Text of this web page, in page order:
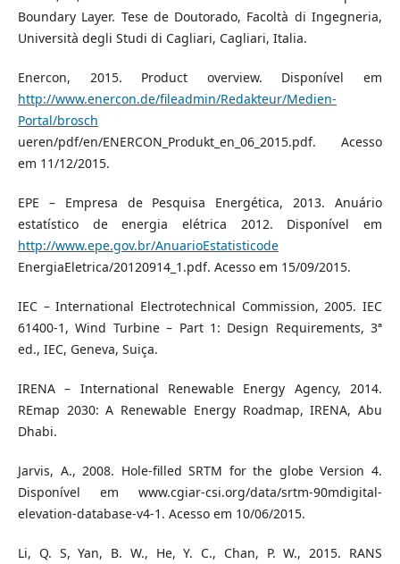
Boundary Layer. Tese de Doutorado, Facoltà di Ingegneria,
Università degli Studi di Cagliari, Cagliari, Italia.
Enercon, 2015. Product overview. Disponível em
http://www.enercon.de/fileadmin/Redakteur/Medien-
Portal/brosch
ueren/pdf/en/ENERCON_Produkt_en_06_2015.pdf. Acesso
em 11/12/2015.
EPE – Empresa de Pesquisa Energética, 2013. Anuário
estatístico de energia elétrica 2012. Disponível em
http://www.epe.gov.br/AnuarioEstatisticode
EnergiaEletrica/20120914_1.pdf. Acesso em 15/09/2015.
IEC – International Electrotechnical Commission, 2005. IEC
61400-1, Wind Turbine – Part 1: Design Requirements, 3ª
ed., IEC, Geneva, Suiça.
IRENA – International Renewable Energy Agency, 2014.
REmap 2030: A Renewable Energy Roadmap, IRENA, Abu
Dhabi.
Jarvis, A., 2008. Hole-filled SRTM for the globe Version 4.
Disponível em www.cgiar-csi.org/data/srtm-90mdigital-
elevation-database-v4-1. Acesso em 10/06/2015.
Li, Q. S, Yan, B. W., He, Y. C., Chan, P. W., 2015. RANS